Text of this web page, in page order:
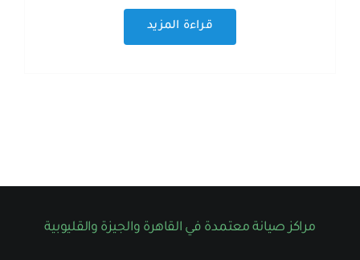
قراءة المزيد
مراكز صيانة معتمدة في القاهرة والجيزة والقليوبية